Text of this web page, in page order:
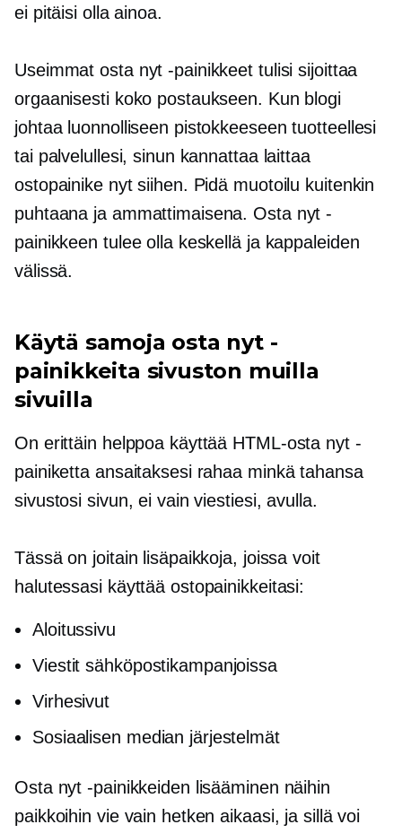
ei pitäisi olla ainoa.
Useimmat osta nyt -painikkeet tulisi sijoittaa
orgaanisesti koko postaukseen. Kun blogi
johtaa luonnolliseen pistokkeeseen tuotteellesi
tai palvelullesi, sinun kannattaa laittaa
ostopainike nyt siihen. Pidä muotoilu kuitenkin
puhtaana ja ammattimaisena. Osta nyt -
painikkeen tulee olla keskellä ja kappaleiden
välissä.
Käytä samoja osta nyt -
painikkeita sivuston muilla
sivuilla
On erittäin helppoa käyttää HTML-osta nyt -
painiketta ansaitaksesi rahaa minkä tahansa
sivustosi sivun, ei vain viestiesi, avulla.
Tässä on joitain lisäpaikkoja, joissa voit
halutessasi käyttää ostopainikkeitasi:
Aloitussivu
Viestit sähköpostikampanjoissa
Virhesivut
Sosiaalisen median järjestelmät
Osta nyt -painikkeiden lisääminen näihin
paikkoihin vie vain hetken aikaasi, ja sillä voi